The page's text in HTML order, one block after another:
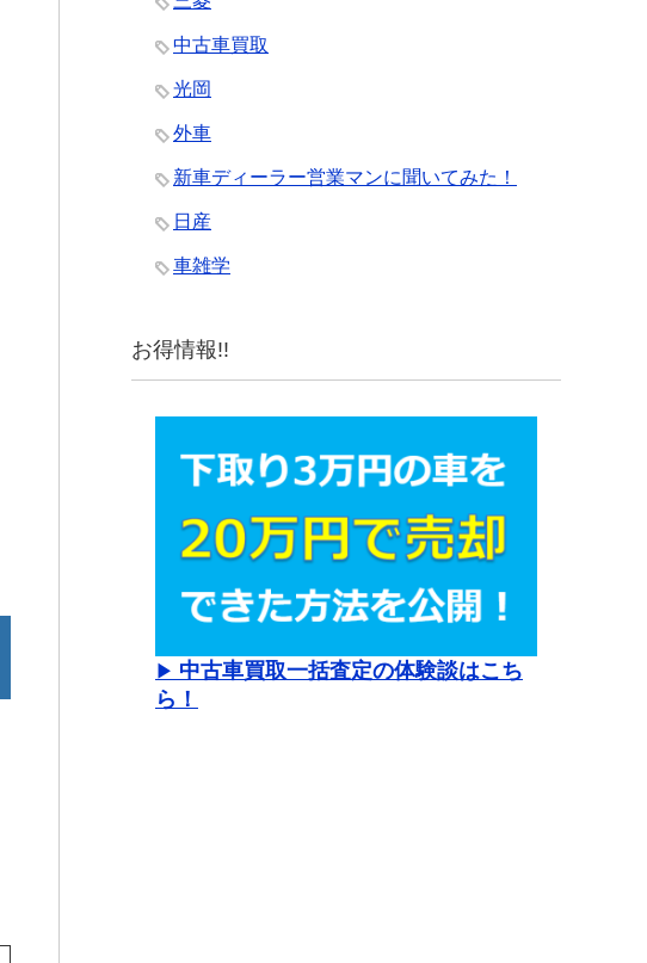
中古車買取
光岡
外車
新車ディーラー営業マンに聞いてみた！
日産
車雑学
お得情報!!
▶ 中古車買取一括査定の体験談はこち
ら！